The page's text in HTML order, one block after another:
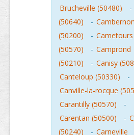
Brucheville (50480)
-
(50640)
- Cambernon
(50200)
- Cametours
(50570)
- Camprond
(50210)
- Canisy
Canteloup (50330)
-
Canville-la-rocque
Carantilly (50570)
-
Carentan (50500)
-
(50240)
- Carneville